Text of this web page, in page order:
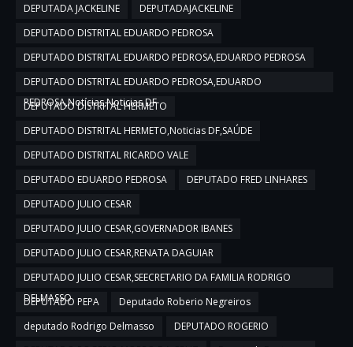
DEPUTADA JACKELINE
DEPUTADAJACKELINE
DEPUTADO DISTRITAL EDUARDO PEDROSA
DEPUTADO DISTRITAL EDUARDO PEDROSA,EDUARDO PEDROSA
DEPUTADO DISTRITAL EDUARDO PEDROSA,EDUARDO
PEDROSA,Notícias,Noticias DF
DEPUTADO DISTRITAL HERMETO
DEPUTADO DISTRITAL HERMETO,Noticias DF,SAÚDE
DEPUTADO DISTRITAL RICARDO VALE
DEPUTADO EDUARDO PEDROSA
DEPUTADO FRED LINHARES
DEPUTADO JULIO CESAR
DEPUTADO JULIO CESAR,GOVERNADOR IBANES
DEPUTADO JULIO CESAR,RENATA DAGUIAR
DEPUTADO JULIO CESAR,SEECRETARIO DA FAMILIA RODRIGO
DELMASSO
DEPUTADO PEPA
Deputado Roberio Negreiros
deputado Rodrigo Delmasso
DEPUTADO ROGERIO